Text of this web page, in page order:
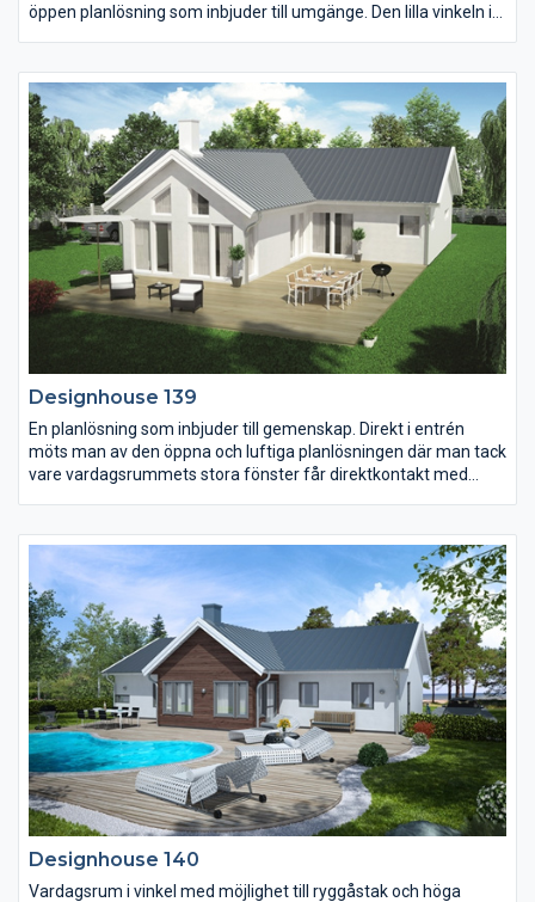
öppen planlösning som inbjuder till umgänge. Den lilla vinkeln i
ligger rätt i tiden.
Designhouse 139
En planlösning som inbjuder till gemenskap. Direkt i entrén
möts man av den öppna och luftiga planlösningen där man tack
vare vardagsrummets stora fönster får direktkontakt med
avkoppling.
Vardagsrummets ryggåstak ger en härlig rymd och skapar en
ljus och luftig stämning. Kort sagt - ett hem att leva i.
Designhouse 140
Vardagsrum i vinkel med möjlighet till ryggåstak och höga